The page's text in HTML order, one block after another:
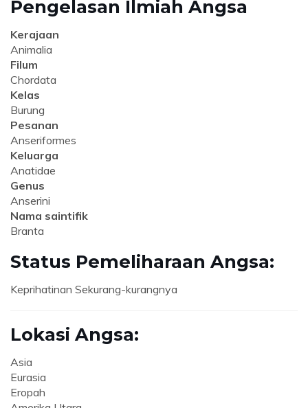
Pengelasan Ilmiah Angsa
Kerajaan
Animalia
Filum
Chordata
Kelas
Burung
Pesanan
Anseriformes
Keluarga
Anatidae
Genus
Anserini
Nama saintifik
Branta
Status Pemeliharaan Angsa:
Keprihatinan Sekurang-kurangnya
Lokasi Angsa:
Asia
Eurasia
Eropah